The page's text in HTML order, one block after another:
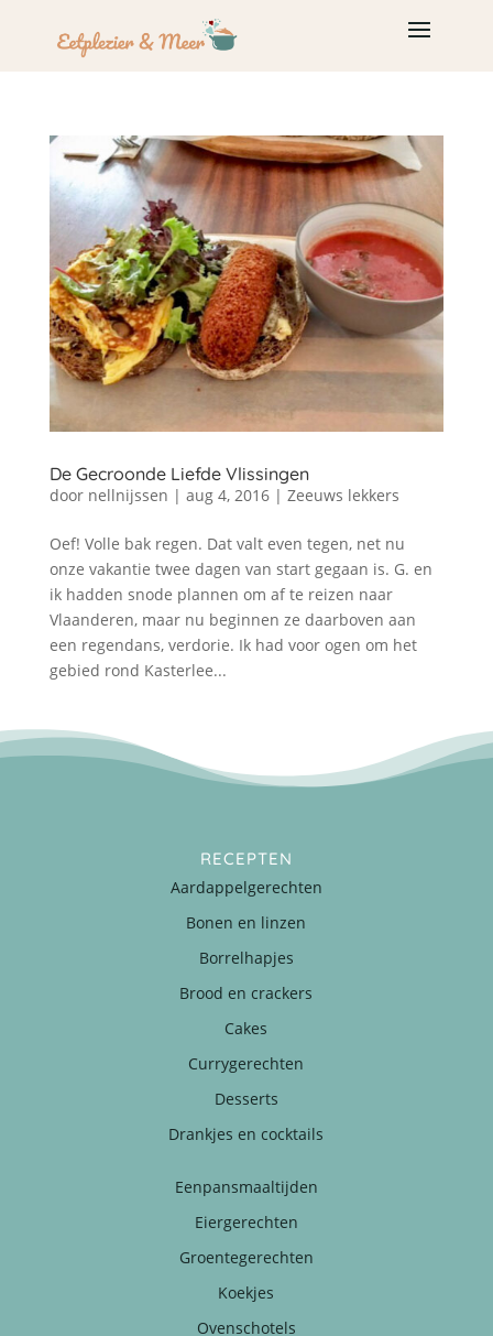
De Gecroonde Liefde Vlissingen
door nellnijssen | aug 4, 2016| Zeeuws lekkers
Oef! Volle bak regen. Dat valt even tegen, net nu
onze vakantie twee dagen van start gegaan is. G. en
ik hadden snode plannen om af te reizen naar
Vlaanderen, maar nu beginnen ze daarboven aan
een regendans, verdorie. Ik had voor ogen om het
gebied rond Kasterlee...
RECEPTEN
Aardappelgerechten
Bonen en linzen
Borrelhapjes
Brood en crackers
Cakes
Currygerechten
Desserts
Drankjes en cocktails
Eenpansmaaltijden
Eiergerechten
Groentegerechten
Koekjes
Ovenschotels